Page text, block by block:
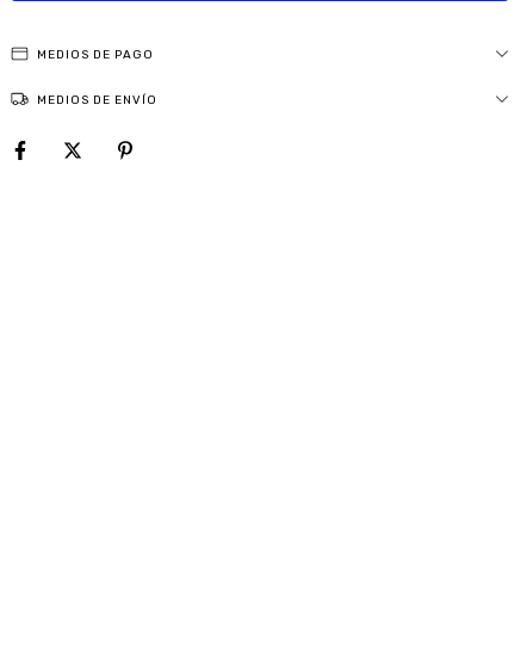
MEDIOS DE PAGO
MEDIOS DE ENVÍO